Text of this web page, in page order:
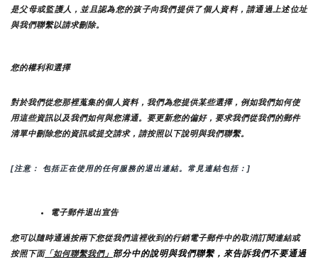
是父母或監護人，並且認為您的孩子向我們提供了個人資料，請通過上述位址
與我們聯繫以請求刪除。
您的權利和選擇
對於我們從您那裡蒐集的個人資料，我們為您提供某些選擇，例如我們如何使
用這些資訊以及我們如何與您溝通。要更新您的偏好，要求我們從我們的郵件
清單中刪除您的資訊或提交請求，請按照以下說明與我們聯繫。
[注意： 包括正在使用的任何服務的退出連結。常見連結包括：]
電子郵件退出宣告
您可以隨時通過按兩下您從我們這裡收到的行銷電子郵件中的取消訂閱連結或
按照下面「如何聯繫我們」 部分中的說明與我們聯繫，來告訴我們不要通過